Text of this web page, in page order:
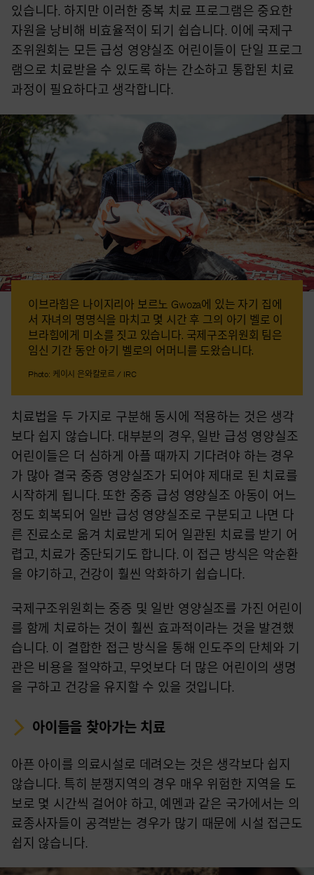
있습니다. 하지만 이러한 중복 치료 프로그램은 중요한
자원을 낭비해 비효율적이 되기 쉽습니다. 이에 국제구
조위원회는 모든 급성 영양실조 어린이들이 단일 프로그
램으로 치료받을 수 있도록 하는 간소하고 통합된 치료
과정이 필요하다고 생각합니다.
이브라힘은 나이지리아 보르노 Gwoza에 있는 자기 집에
서 자녀의 명명식을 마치고 몇 시간 후 그의 아기 벨로 이
브라힘에게 미소를 짓고 있습니다. 국제구조위원회 팀은
임신 기간 동안 아기 벨로의 어머니를 도왔습니다.
Photo: 케이시 은와칼로르 / IRC
치료법을 두 가지로 구분해 동시에 적용하는 것은 생각
보다 쉽지 않습니다. 대부분의 경우, 일반 급성 영양실조
어린이들은 더 심하게 아플 때까지 기다려야 하는 경우
가 많아 결국 중증 영양실조가 되어야 제대로 된 치료를
시작하게 됩니다. 또한 중증 급성 영양실조 아동이 어느
정도 회복되어 일반 급성 영양실조로 구분되고 나면 다
른 진료소로 옮겨 치료받게 되어 일관된 치료를 받기 어
렵고, 치료가 중단되기도 합니다. 이 접근 방식은 악순환
을 야기하고, 건강이 훨씬 악화하기 쉽습니다.
국제구조위원회는 중증 및 일반 영양실조를 가진 어린이
를 함께 치료하는 것이 훨씬 효과적이라는 것을 발견했
습니다. 이 결합한 접근 방식을 통해 인도주의 단체와 기
관은 비용을 절약하고, 무엇보다 더 많은 어린이의 생명
을 구하고 건강을 유지할 수 있을 것입니다.
아이들을 찾아가는 치료
아픈 아이를 의료시설로 데려오는 것은 생각보다 쉽지
않습니다. 특히 분쟁지역의 경우 매우 위험한 지역을 도
보로 몇 시간씩 걸어야 하고, 예멘과 같은 국가에서는 의
료종사자들이 공격받는 경우가 많기 때문에 시설 접근도
쉽지 않습니다.